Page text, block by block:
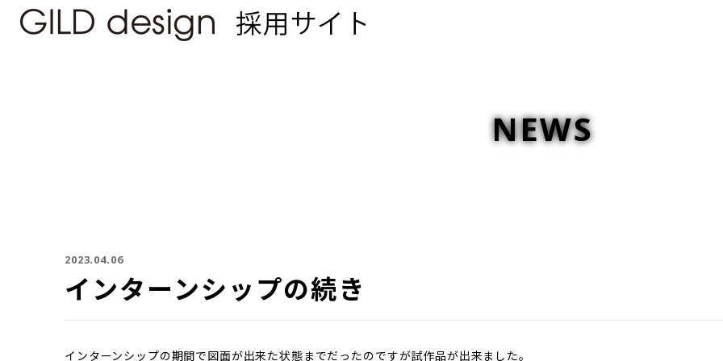
NEWS
2023.04.06
インターンシップの続き
インターンシップの期間で図面が出来た状態までだったのですが試作品が出来ました。